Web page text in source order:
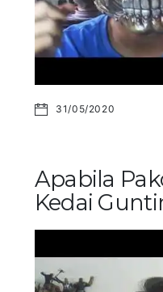
31/05/2020
Apabila
Kedai